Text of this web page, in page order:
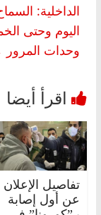
الداخلية:
اليوم وحتى
وحدات المرور
تفاصيل الإعلان
عن أول إصابة